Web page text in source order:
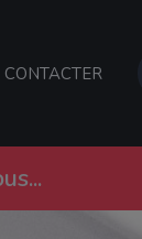
CONTACTER